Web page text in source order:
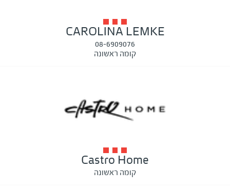
CAROLINA LEMKE
08-6909076
קומה ראשונה
Castro Home
קומה ראשונה